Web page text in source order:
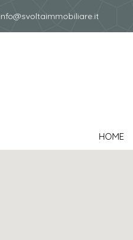
info@svoltaimmobiliare.it
HOME